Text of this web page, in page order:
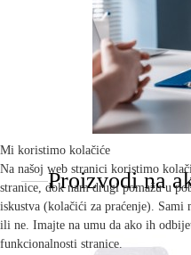
Proizvodi na
Mi koristimo kolačiće
Na našoj web stranici koristimo
stranice, dok nam drugi pomažu u
iskustva (kolačići za praćenje).
ili ne. Imajte na umu da ako ih
funkcionalnosti stranice.